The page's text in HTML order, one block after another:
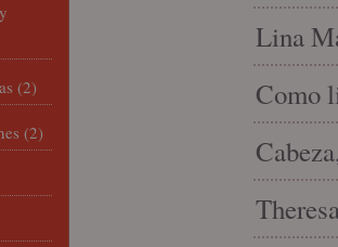
Lina
Como
(2)
(2)